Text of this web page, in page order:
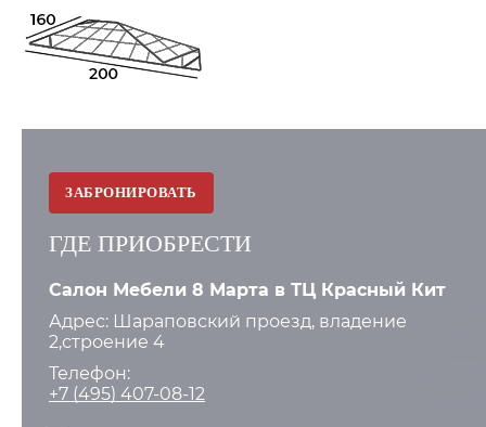
ЗАБРОНИРОВАТЬ
ГДЕ ПРИОБРЕСТИ
Салон Мебели 8 Марта в ТЦ Красный Кит
Адрес: Шараповский проезд, владение
2,строение 4
Телефон:
+7 (495) 407-08-12